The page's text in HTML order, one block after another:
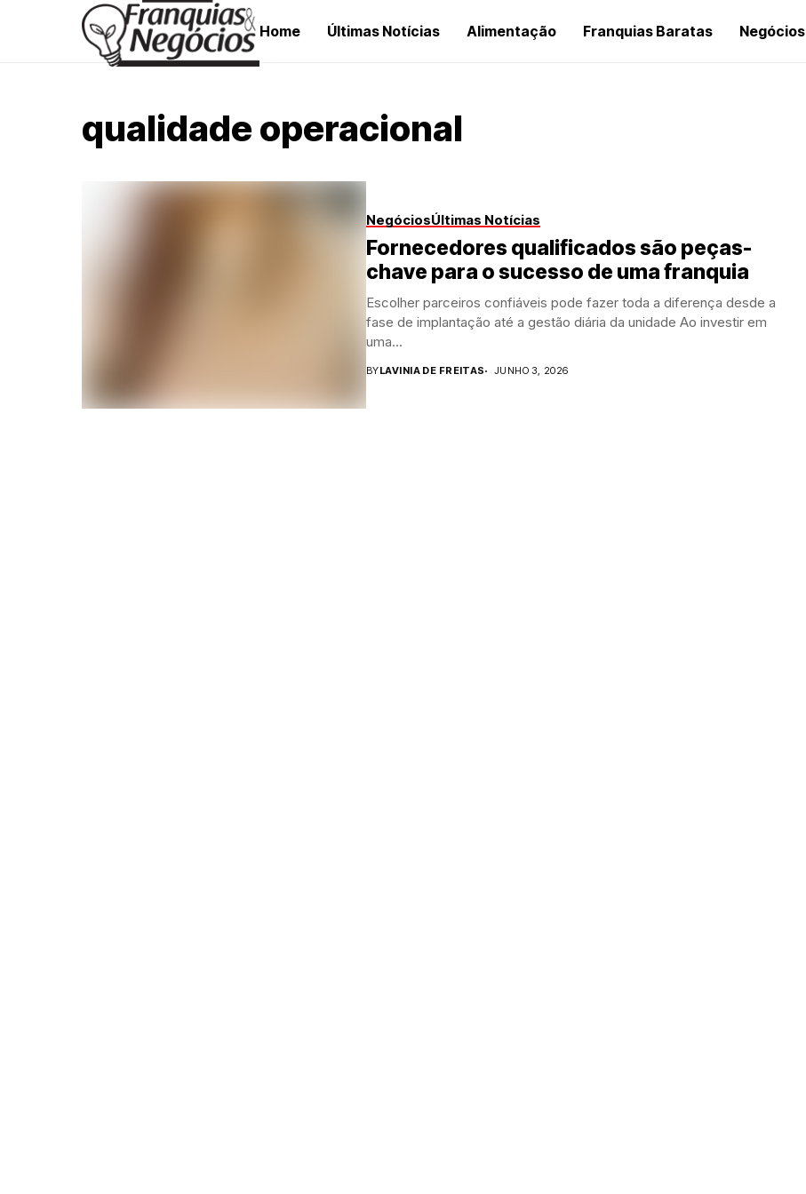
Home Últimas Notícias Alimentação Franquias Baratas Negócios
qualidade operacional
NegóciosÚltimas Notícias
Fornecedores qualificados são peças-
chave para o sucesso de uma franquia
Escolher parceiros confiáveis pode fazer toda a diferença desde a
fase de implantação até a gestão diária da unidade Ao investir em
uma...
BYLAVINIA DE FREITAS JUNHO 3, 2026